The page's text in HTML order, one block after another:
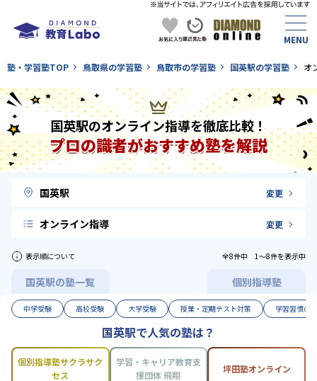
塾・学習塾TOP 鳥取県の学習塾 鳥取市の学習塾 国英駅の学習塾 オ
国英駅のオンライン指導を徹底比較！
プロの識者がおすすめ塾を解説
国英駅 変更
オンライン指導 変更
表示順について 全8件中 1〜8件を表示中
国英駅の塾一覧 個別指導塾
中学受験 高校受験 大学受験 授業・定期テスト対策 学習習慣の
国英駅で人気の塾は？
個別指導塾サクラサク
セス
学習・キャリア教育支
援団体 飛翔
坪田塾オンライン